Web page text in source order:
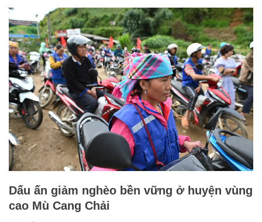
Dấu ấn giảm nghèo bền vững ở huyện vùng
cao Mù Cang Chải